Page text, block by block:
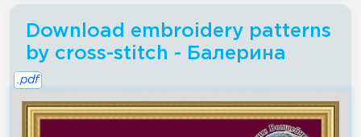
Download embroidery patterns
by cross-stitch - Балерина
.pdf